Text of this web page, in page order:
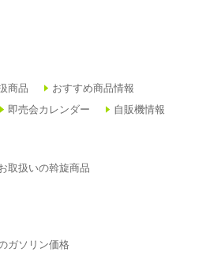
商品
おすすめ商品情報
即売会カレンダー 自販機情報
取扱いの斡旋商品
ガソリン価格